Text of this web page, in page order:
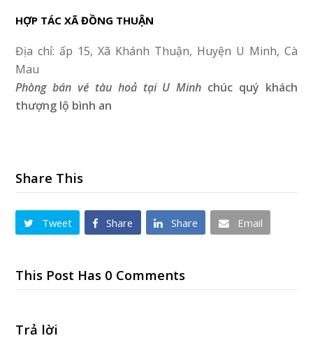
HỢP TÁC XÃ ĐỒNG THUẬN
Địa chỉ: ấp 15, Xã Khánh Thuận, Huyện U Minh, Cà
Mau
Phòng bán vé tàu hoả tại U Minh chúc quý khách
thượng lộ bình an
Share This
Tweet Share Share Email
This Post Has 0 Comments
Trả lời